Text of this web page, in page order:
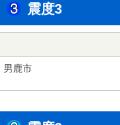
震度3
男鹿市